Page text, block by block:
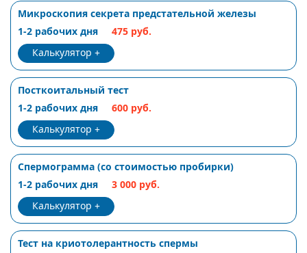
Микроскопия секрета предстательной железы
1-2 рабочих дня
475 руб.
Калькулятор
Посткоитальный тест
1-2 рабочих дня
600 руб.
Калькулятор
Спермограмма (со стоимостью пробирки)
1-2 рабочих дня
3 000 руб.
Калькулятор
Тест на криотолерантность спермы